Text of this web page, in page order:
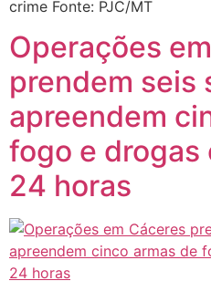
crime Fonte: PJC/MT
Operações
prendem seis
apreendem
fogo e drogas
24 horas